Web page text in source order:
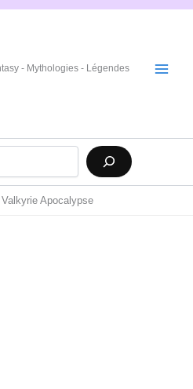
- Mythologies - Légendes
Valkyrie Apocalypse